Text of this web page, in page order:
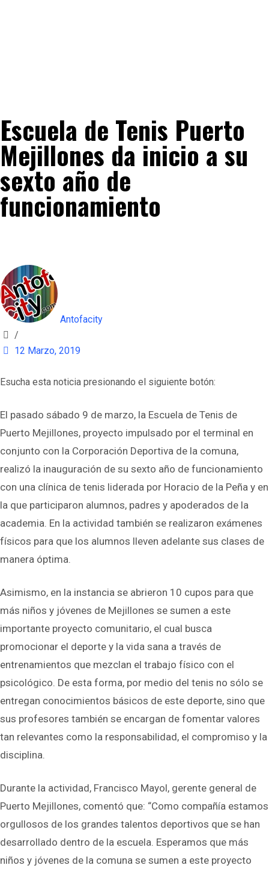
Escuela de Tenis Puerto
Mejillones da inicio a su
sexto año de
funcionamiento
Antofacity
/
12 Marzo, 2019
Esucha esta noticia presionando el siguiente botón:
El pasado sábado 9 de marzo, la Escuela de Tenis de
Puerto Mejillones, proyecto impulsado por el terminal en
conjunto con la Corporación Deportiva de la comuna,
realizó la inauguración de su sexto año de funcionamiento
con una clínica de tenis liderada por Horacio de la Peña y en
la que participaron alumnos, padres y apoderados de la
academia. En la actividad también se realizaron exámenes
físicos para que los alumnos lleven adelante sus clases de
manera óptima.
Asimismo, en la instancia se abrieron 10 cupos para que
más niños y jóvenes de Mejillones se sumen a este
importante proyecto comunitario, el cual busca
promocionar el deporte y la vida sana a través de
entrenamientos que mezclan el trabajo físico con el
psicológico. De esta forma, por medio del tenis no sólo se
entregan conocimientos básicos de este deporte, sino que
sus profesores también se encargan de fomentar valores
tan relevantes como la responsabilidad, el compromiso y la
disciplina.
Durante la actividad, Francisco Mayol, gerente general de
Puerto Mejillones, comentó que: “Como compañía estamos
orgullosos de los grandes talentos deportivos que se han
desarrollado dentro de la escuela. Esperamos que más
niños y jóvenes de la comuna se sumen a este proyecto